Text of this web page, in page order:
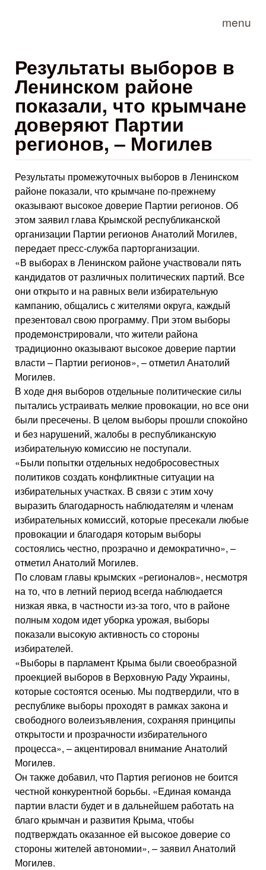
menu
Результаты выборов в
Ленинском районе
показали, что крымчане
доверяют Партии
регионов, – Могилев
Результаты промежуточных выборов в Ленинском
районе показали, что крымчане по-прежнему
оказывают высокое доверие Партии регионов. Об
этом заявил глава Крымской республиканской
организации Партии регионов Анатолий Могилев,
передает пресс-служба парторганизации.
«В выборах в Ленинском районе участвовали пять
кандидатов от различных политических партий. Все
они открыто и на равных вели избирательную
кампанию, общались с жителями округа, каждый
презентовал свою программу. При этом выборы
продемонстрировали, что жители района
традиционно оказывают высокое доверие партии
власти – Партии регионов», – отметил Анатолий
Могилев.
В ходе дня выборов отдельные политические силы
пытались устраивать мелкие провокации, но все они
были пресечены. В целом выборы прошли спокойно
и без нарушений, жалобы в республиканскую
избирательную комиссию не поступали.
«Были попытки отдельных недобросовестных
политиков создать конфликтные ситуации на
избирательных участках. В связи с этим хочу
выразить благодарность наблюдателям и членам
избирательных комиссий, которые пресекали любые
провокации и благодаря которым выборы
состоялись честно, прозрачно и демократично», –
отметил Анатолий Могилев.
По словам главы крымских «регионалов», несмотря
на то, что в летний период всегда наблюдается
низкая явка, в частности из-за того, что в районе
полным ходом идет уборка урожая, выборы
показали высокую активность со стороны
избирателей.
«Выборы в парламент Крыма были своеобразной
проекцией выборов в Верховную Раду Украины,
которые состоятся осенью. Мы подтвердили, что в
республике выборы проходят в рамках закона и
свободного волеизъявления, сохраняя принципы
открытости и прозрачности избирательного
процесса», – акцентировал внимание Анатолий
Могилев.
Он также добавил, что Партия регионов не боится
честной конкурентной борьбы. «Единая команда
партии власти будет и в дальнейшем работать на
благо крымчан и развития Крыма, чтобы
подтверждать оказанное ей высокое доверие со
стороны жителей автономии», – заявил Анатолий
Могилев.